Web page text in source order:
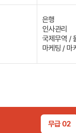
어학연수 후기
유학설명회
은행
인사관리
국제무역 /
마케팅 / 마
무급 02